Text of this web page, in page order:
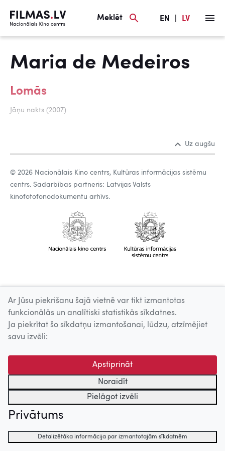
Meklēt EN LV
Maria de Medeiros
Lomās
Jāņu nakts (2007)
Uz augšu
© 2026 Nacionālais Kino centrs, Kultūras informācijas sistēmu
centrs. Sadarbības partneris: Latvijas Valsts
kinofotofonodokumentu arhīvs.
Ar Jūsu piekrišanu šajā vietnē var tikt izmantotas
funkcionālās un analītiski statistikās sīkdatnes.
Ja piekrītat šo sīkdatņu izmantošanai, lūdzu, atzīmējiet
savu izvēli:
Apstiprināt
Noraidīt
Pielāgot izvēli
Privātums
Detalizētāka informācija par izmantotajām sīkdatnēm